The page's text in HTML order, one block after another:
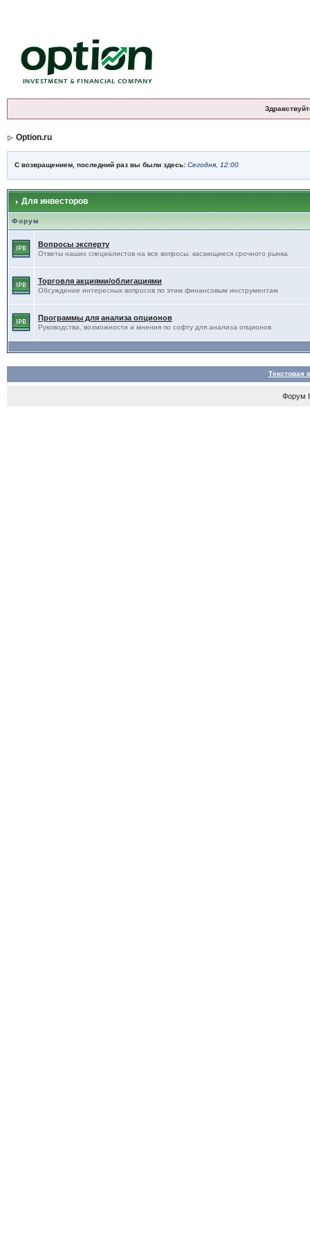
Option.ru
С возвращением, последний раз вы были здесь: Сегодня, 12:00
Для инвесторов
Форум
Вопросы эксперту
Ответы наших специалистов на все вопросы, касающиеся срочного рынка
Торговля акциями/облигациями
Обсуждение интересных вопросов по этим финансовым инструментам
Программы для анализа опционов
Руководства, возможности и мнения по софту для анализа опционов
Текстовая
Форум